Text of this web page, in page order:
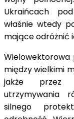
Ukraińcach
właśnie wtedy
mające odróżnić
Wielowektorowa
między wielkimi
jakże przez
utrzymywania
silnego